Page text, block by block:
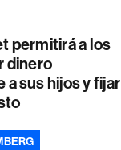
permitirá a los
dinero
sus hijos y fijar